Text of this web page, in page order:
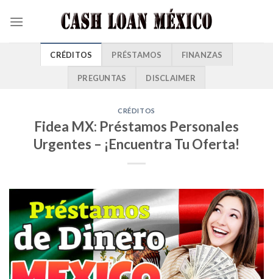
CRÉDITOS PRÉSTAMOS FINANZAS
PREGUNTAS DISCLAIMER
CRÉDITOS
Fidea MX: Préstamos Personales
Urgentes – ¡Encuentra Tu Oferta!